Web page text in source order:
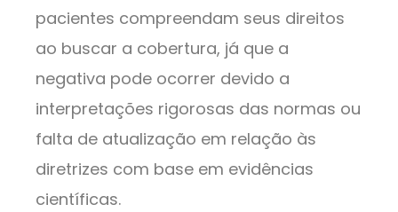
pacientes compreendam seus direitos
ao buscar a cobertura, já que a
negativa pode ocorrer devido a
interpretações rigorosas das normas ou
falta de atualização em relação às
diretrizes com base em evidências
científicas.